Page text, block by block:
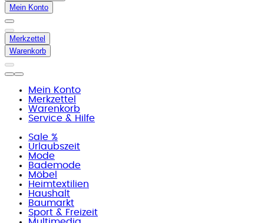
Mein Konto
Merkzettel
Warenkorb
Mein Konto
Merkzettel
Warenkorb
Service & Hilfe
Sale %
Urlaubszeit
Mode
Bademode
Möbel
Heimtextilien
Haushalt
Baumarkt
Sport & Freizeit